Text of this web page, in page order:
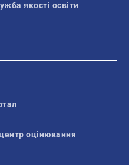
якості освіти
оцінювання